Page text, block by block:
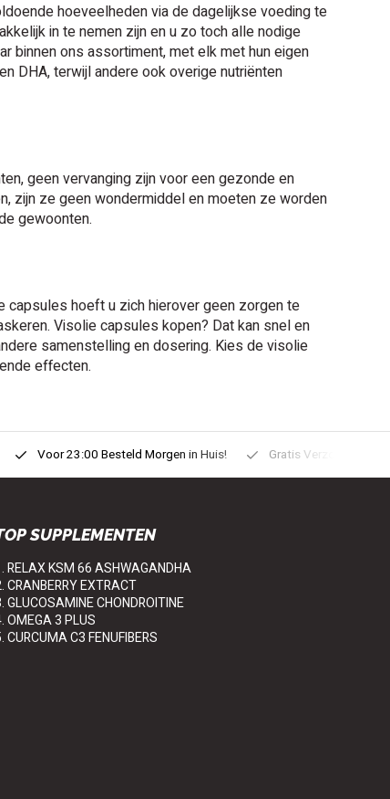
hoeveelheden via de dagelijkse voeding te
in te nemen zijn en u zo toch alle nodige
binnen ons assortiment, met elk met hun eigen
DHA, terwijl andere ook overige nutriënten
geen vervanging zijn voor een gezonde en
zijn ze geen wondermiddel en moeten ze worden
gewoonten.
capsules hoeft u zich hierover geen zorgen te
Visolie capsules kopen? Dat kan snel en
samenstelling en dosering. Kies de visolie
effecten.
Voor 23:00 Besteld Morgen in Huis! Gratis Verzonden
SUPPLEMENTEN
RELAX KSM 66 ASHWAGANDHA
CRANBERRY EXTRACT
GLUCOSAMINE CHONDROITINE
OMEGA 3 PLUS
CURCUMA C3 FENUFIBERS